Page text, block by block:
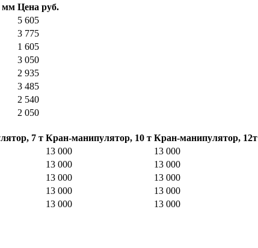
мм Цена руб.
5 605
3 775
1 605
3 050
2 935
3 485
2 540
2 050
7 т Кран-манипулятор, 10 т Кран-манипулятор, 12т
13 000 13 000
13 000 13 000
13 000 13 000
13 000 13 000
13 000 13 000